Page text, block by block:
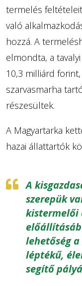
termelés
való
hozzá. A
elmondta, a
10,3 milliárd
szarvasmarha
részesültek.
A Magyartarka
hazai állattartók
A
szerepük
kistermelői
lehetőség
léptékű,
segítő